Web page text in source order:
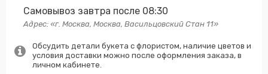
Самовывоз завтра после 08:30
Адрес: «г. Москва, Москва, Васильцовский Стан 11»
Обсудить детали букета с флористом, наличие цветов и
условия доставки можно после оформления заказа, в
личном кабинете.